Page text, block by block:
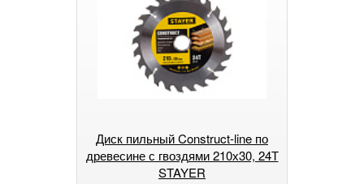
Диск пильный Construct-line по
древесине с гвоздями 210х30, 24Т
STAYER